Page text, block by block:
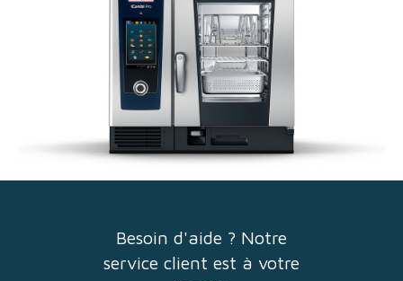
Besoin d'aide ? Notre
service client est à votre